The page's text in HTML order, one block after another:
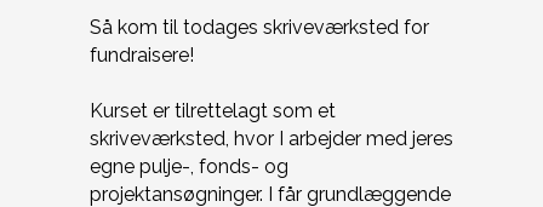
Så kom til todages skriveværksted for
fundraisere!
Kurset er tilrettelagt som et
skriveværksted, hvor I arbejder med jeres
egne pulje-, fonds- og
projektansøgninger. I får grundlæggende